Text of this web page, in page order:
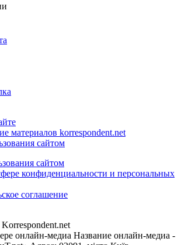
материалов korrespondent.net
сайтом
сайтом
конфиденциальности и персональных
соглашение
онлайн-медиа Название онлайн-медиа -